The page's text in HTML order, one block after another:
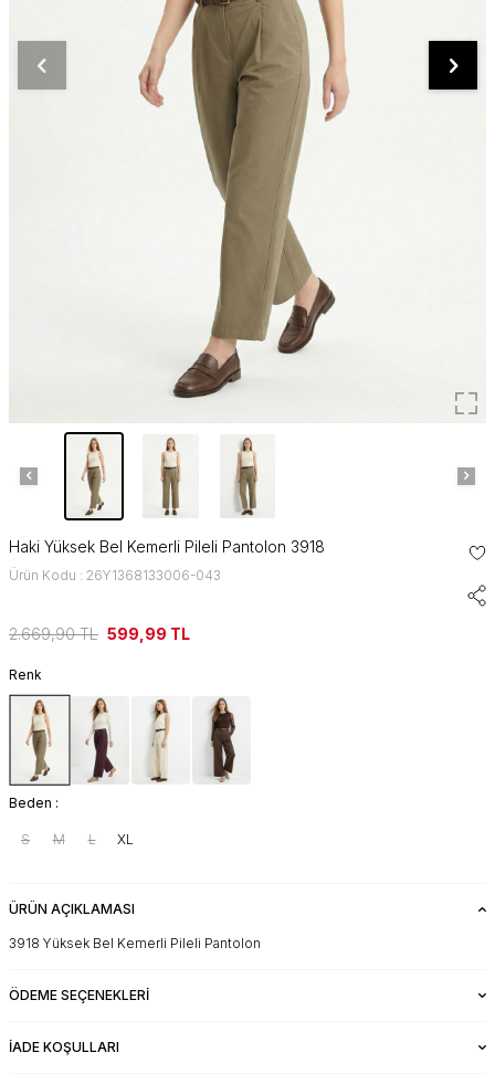
Haki Yüksek Bel Kemerli Pileli Pantolon 3918
Ürün Kodu : 26Y1368133006-043
2.669,90TL 599,99 TL
Renk
Beden :
S M L XL
ÜRÜN AÇIKLAMASI
3918 Yüksek Bel Kemerli Pileli Pantolon
ÖDEME SEÇENEKLERI
İADE KOŞULLARI